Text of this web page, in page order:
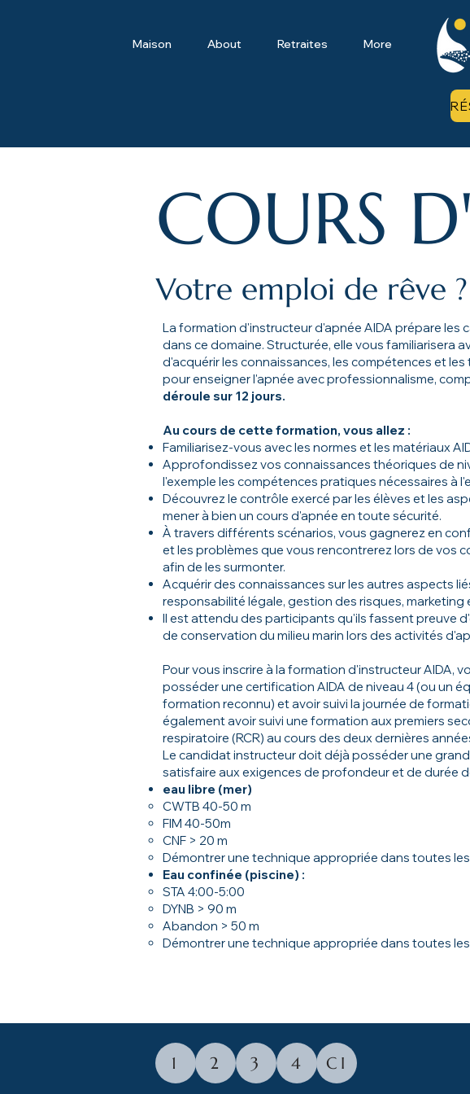
Maison About Retraites More
COURS
Votre emploi de rêve ?
La formation d'instructeur d'apnée AIDA prépare les
dans ce domaine. Structurée, elle vous familiarisera
d'acquérir les connaissances, les compétences et
pour enseigner l'apnée avec professionnalisme,
déroule sur 12 jours.
Au cours de cette formation, vous allez :
Familiarisez-vous avec les normes et les matériaux
Approfondissez vos connaissances théoriques de
l'exemple les compétences pratiques nécessaires à
Découvrez le contrôle exercé par les élèves et les
mener à bien un cours d'apnée en toute sécurité.
À travers différents scénarios, vous gagnerez en
et les problèmes que vous rencontrerez lors de vos
afin de les surmonter.
Acquérir des connaissances sur les autres aspects
responsabilité légale, gestion des risques,
Il est attendu des participants qu'ils fassent preuve
de conservation du milieu marin lors des activités
Pour vous inscrire à la formation d'instructeur AIDA,
posséder une certification AIDA de niveau 4 (ou un
formation reconnu) et avoir suivi la journée de
également avoir suivi une formation aux premiers
respiratoire (RCR) au cours des deux dernières
Le candidat instructeur doit déjà posséder une
satisfaire aux exigences de profondeur et de durée
eau libre (mer)
CWTB 40-50 m
FIM 40-50m
CNF > 20 m
Démontrer une technique appropriée dans toutes
Eau confinée (piscine) :
STA 4:00-5:00
DYNB > 90 m
Abandon > 50 m
Démontrer une technique appropriée dans toutes
1 2 3 4 CI